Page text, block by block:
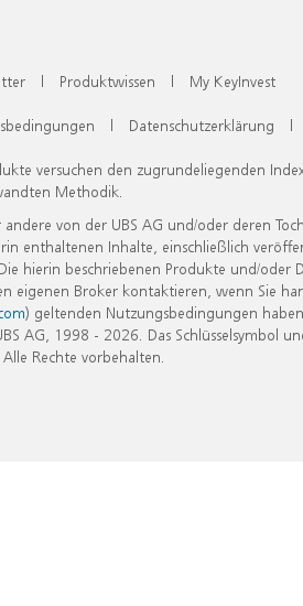
| Produktwissen | My KeyInvest
| Datenschutzerklärung |
versuchen den zugrundeliegenden
Methodik.
von der UBS AG und/oder deren
enthaltenen Inhalte, einschließlich
hierin beschriebenen Produkte und/oder
Broker kontaktieren, wenn Sie
) geltenden Nutzungsbedingungen
AG, 1998 - 2026. Das Schlüsselsymbol
Rechte vorbehalten.